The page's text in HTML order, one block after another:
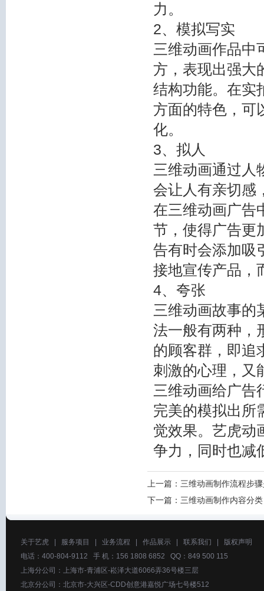
力。
2、模拟写实
三维动画作品中
方，表现出强大
结构功能。在实
方面的特色，可
化。
3、拟人
三维动画通过人
会让人有亲切感
在三维动画广告
节，使得广告更
告有时会添加吸
接地宣传产品，
4、夸张
三维动画故事的
法一般有两种，
的顾客群，即追
刺激的心理，又
三维动画给广告
完美的模拟出所
觉效果。艺虎动
争力，同时也减
上一篇： 三维动画制作流程步
下一篇： 三维动画制作内容分类
关于艺虎 服务项目 业务流程 作品展示 联系我们
版权声明
电话：400-804-9112 手 机：156 1808 6852 QQ：849 500 115
上海分公司：上海市-青浦区-崧泽大道6066弄36号楼三层
北京分公司：北京市-大兴区-CDD创意港嘉悦广场七号楼512